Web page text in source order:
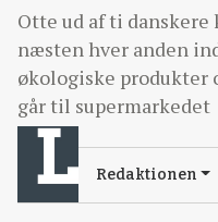
Otte ud af ti danskere
næsten hver anden
økologiske produkter
går til supermarkedet
Redaktionen